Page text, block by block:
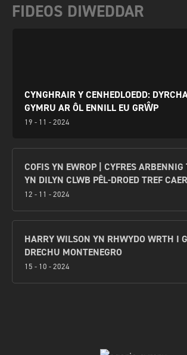
FIDEOS DIWEDDAR
CYNGHRAIR Y CENHEDLOEDD:
GYMRU AR ÔL ENNILL EU GRŴP
19 - 11 - 2024
COFIS YN EWROP | CYFRES
YN DILYN CLWB PÊL-DROED TREF
12 - 11 - 2024
HARRY WILSON YN RHWYDO WRTH I
DRECHU MONTENEGRO
15 - 10 - 2024